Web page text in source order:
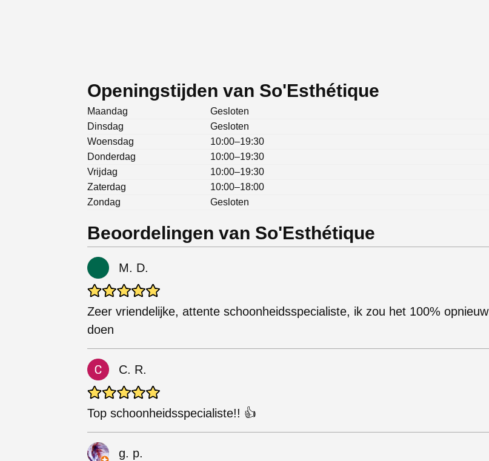
Openingstijden van So'Esthétique
Maandag
Gesloten
Dinsdag
Gesloten
Woensdag
10:00–19:30
Donderdag
10:00–19:30
Vrijdag
10:00–19:30
Zaterdag
10:00–18:00
Zondag
Gesloten
Beoordelingen van So'Esthétique
M. D.
Zeer vriendelijke, attente schoonheidsspecialiste, ik zou het 100% opnieuw
doen
C. R.
Top schoonheidsspecialiste!! 👍
g. p.